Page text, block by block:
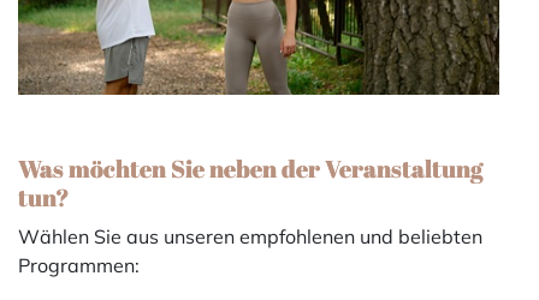
Was möchten Sie neben der Veranstaltung
tun?
Wählen Sie aus unseren empfohlenen und beliebten
Programmen: